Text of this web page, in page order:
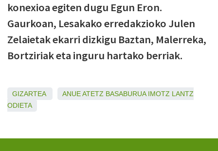
konexioa egiten dugu Egun Eron.
Gaurkoan, Lesakako erredakzioko Julen
Zelaietak ekarri dizkigu Baztan, Malerreka,
Bortziriak eta inguru hartako berriak.
GIZARTEA ANUEATETZ BASABURUA IMOTZ LANTZ
ODIETA